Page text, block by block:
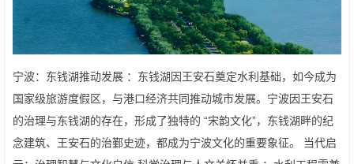
宁波：东钱湖推动发展 ：东钱湖因王安石奠定水利基础，如今成为
国家级旅游度假区，与港口经济共同推动城市发展。宁波因王安石
的治理与东钱湖的存在，形成了独特的 “宋韵文化”，东钱湖畔的纪
念建筑、王安石的治鄞史迹，都成为宁波文化的重要象征。 当代启